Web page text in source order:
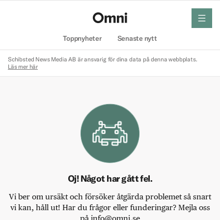
Toppnyheter Senaste nytt
meny
Schibsted News Media AB är ansvarig för dina data på denna webbplats.
Läs mer här
Oj! Något har gått fel.
Vi ber om ursäkt och försöker åtgärda problemet så snart
vi kan, håll ut! Har du frågor eller funderingar? Mejla oss